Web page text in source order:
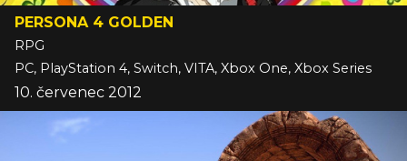
PERSONA 4 GOLDEN
RPG
PC, PlayStation 4, Switch, VITA, Xbox One, Xbox Series
10. červenec 2012